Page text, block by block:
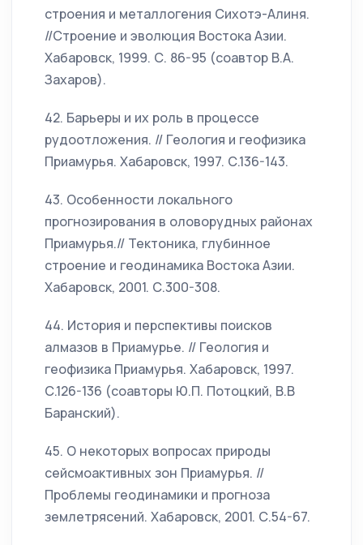
строения и металлогения Сихотэ-Алиня.
//Строение и эволюция Востока Азии.
Хабаровск, 1999. С. 86-95 (соавтор В.А.
Захаров).
42. Барьеры и их роль в процессе
рудоотложения. // Геология и геофизика
Приамурья. Хабаровск, 1997. С.136-143.
43. Особенности локального
прогнозирования в оловорудных районах
Приамурья.// Тектоника, глубинное
строение и геодинамика Востока Азии.
Хабаровск, 2001. С.300-308.
44. История и перспективы поисков
алмазов в Приамурье. // Геология и
геофизика Приамурья. Хабаровск, 1997.
С.126-136 (соавторы Ю.П. Потоцкий, В.В
Баранский).
45. О некоторых вопросах природы
сейсмоактивных зон Приамурья. //
Проблемы геодинамики и прогноза
землетрясений. Хабаровск, 2001. С.54-67.